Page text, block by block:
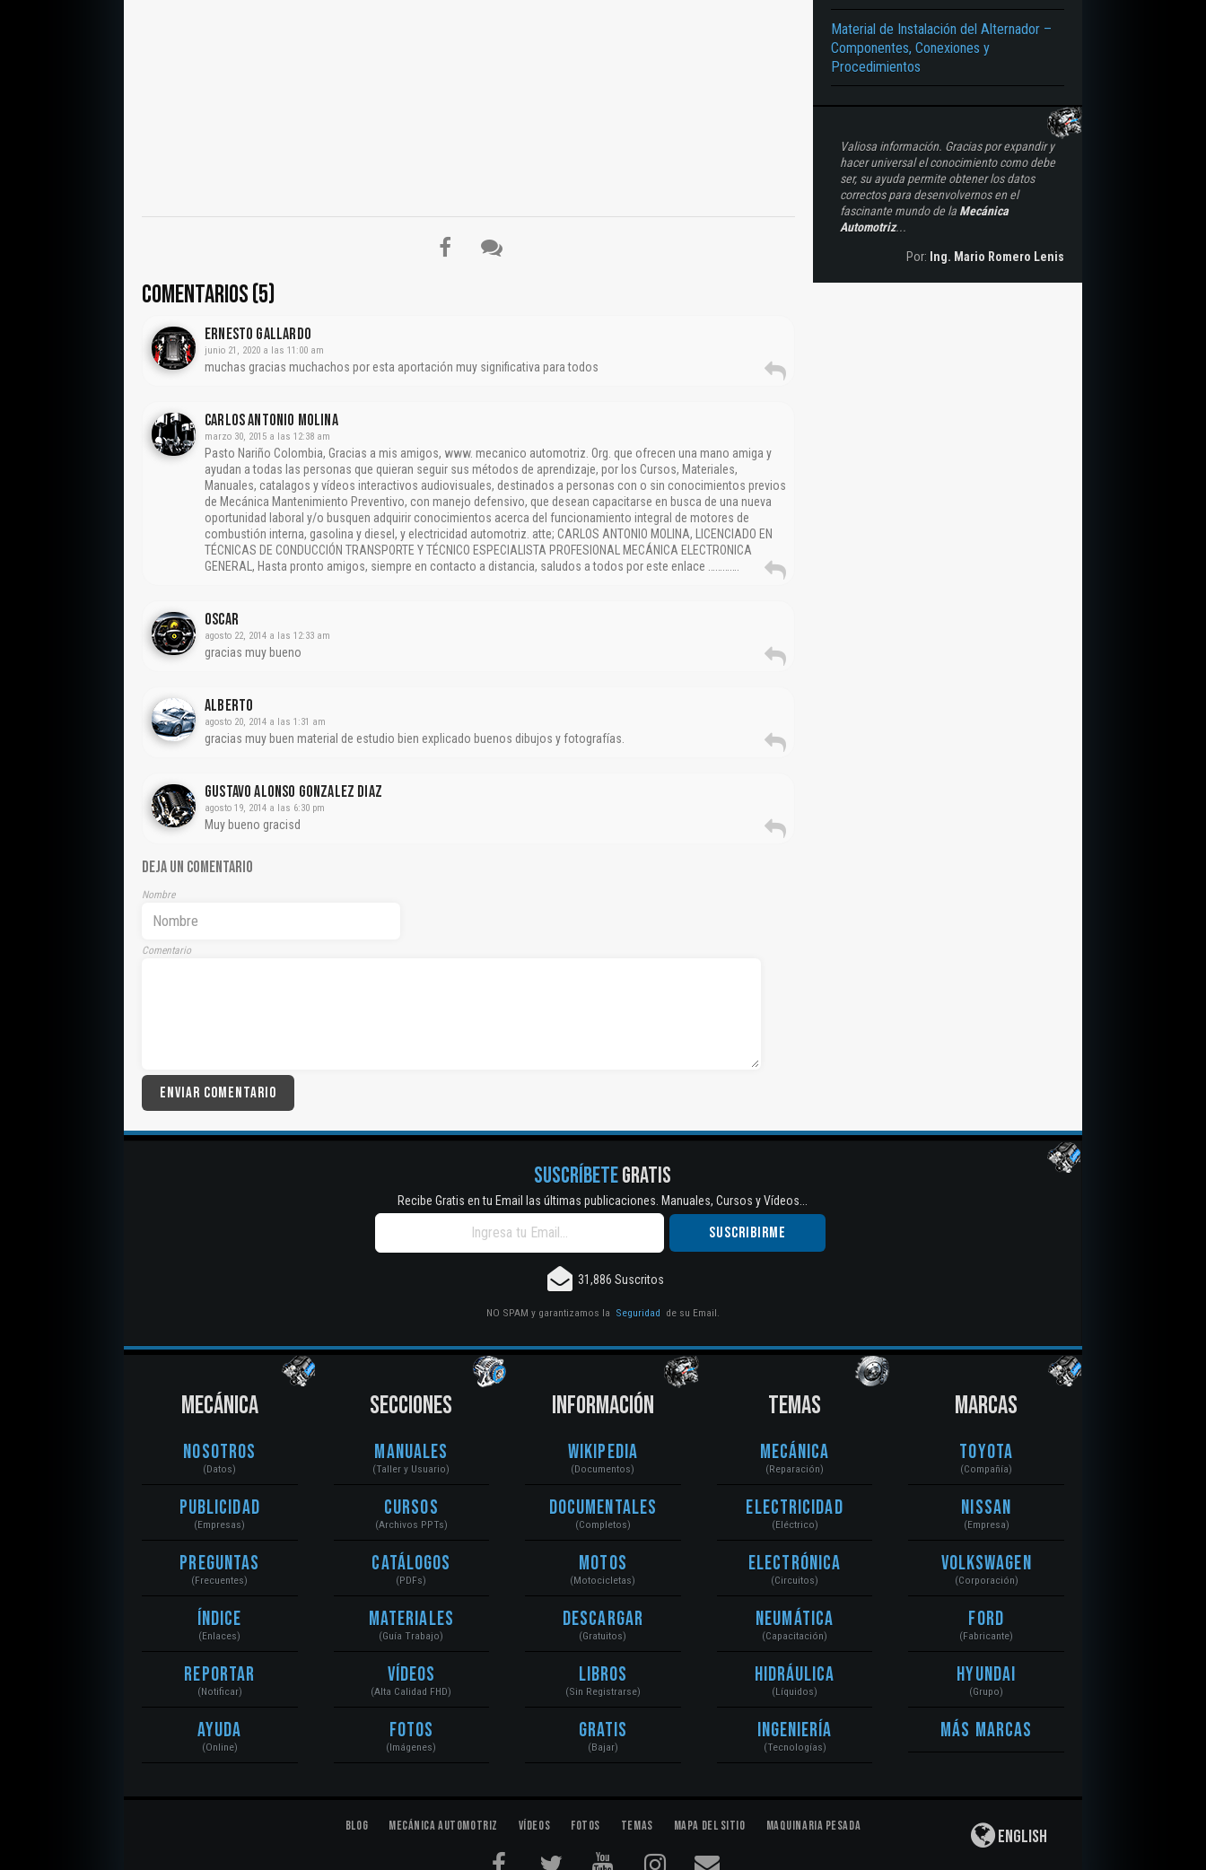
COMENTARIOS (5)
Ernesto Gallardo
junio 21, 2020 a las 11:00 am
muchas gracias muchachos por esta aportación muy significativa para todos
CARLOS ANTONIO MOLINA
marzo 30, 2015 a las 12:38 am
Pasto Nariño Colombia, Gracias a mis amigos, www. mecanico automotriz. Org. que ofrecen una mano amiga y
ayudan a todas las personas que quieran seguir sus métodos de aprendizaje, por los Cursos, Materiales,
Manuales, catalagos y vídeos interactivos audiovisuales, destinados a personas con o sin conocimientos previos
de Mecánica Mantenimiento Preventivo, con manejo defensivo, que desean capacitarse en busca de una nueva
oportunidad laboral y/o busquen adquirir conocimientos acerca del funcionamiento integral de motores de
combustión interna, gasolina y diesel, y electricidad automotriz. atte; CARLOS ANTONIO MOLINA, LICENCIADO EN
TÉCNICAS DE CONDUCCIÓN TRANSPORTE Y TÉCNICO ESPECIALISTA PROFESIONAL MECÁNICA ELECTRONICA
GENERAL, Hasta pronto amigos, siempre en contacto a distancia, saludos a todos por este enlace ………….
Oscar
agosto 22, 2014 a las 12:33 am
gracias muy bueno
Alberto
agosto 20, 2014 a las 1:31 am
gracias muy buen material de estudio bien explicado buenos dibujos y fotografías.
Gustavo Alonso Gonzalez Diaz
agosto 19, 2014 a las 6:30 pm
Muy bueno gracisd
DEJA UN COMENTARIO
Nombre
Comentario
Material de Instalación del Alternador –
Componentes, Conexiones y
Procedimientos
Valiosa información. Gracias por expandir y
hacer universal el conocimiento como debe
ser, su ayuda permite obtener los datos
correctos para desenvolvernos en el
fascinante mundo de la Mecánica
Automotriz...
Por: Ing. Mario Romero Lenis
SUSCRÍBETEGRATIS
Recibe Gratis en tu Email las últimas publicaciones. Manuales, Cursos y Vídeos...
31,886 Suscritos
NO SPAM y garantizamos la Seguridad de su Email.
MECÁNICA
Nosotros
(Datos)
Publicidad
(Empresas)
Preguntas
(Frecuentes)
Índice
(Enlaces)
Reportar
(Notificar)
Ayuda
(Online)
SECCIONES
Manuales
(Taller y Usuario)
Cursos
(Archivos PPTs)
Catálogos
(PDFs)
Materiales
(Guía Trabajo)
Vídeos
(Alta Calidad FHD)
Fotos
(Imágenes)
INFORMACIÓN
Wikipedia
(Documentos)
Documentales
(Completos)
Motos
(Motocicletas)
Descargar
(Gratuitos)
Libros
(Sin Registrarse)
Gratis
(Bajar)
TEMAS
Mecánica
(Reparación)
Electricidad
(Eléctrico)
Electrónica
(Circuitos)
Neumática
(Capacitación)
Hidráulica
(Líquidos)
Ingeniería
(Tecnologías)
MARCAS
Toyota
(Compañía)
Nissan
(Empresa)
Volkswagen
(Corporación)
Ford
(Fabricante)
Hyundai
(Grupo)
Más Marcas
Blog Mecánica Automotriz Vídeos Fotos Temas Mapa del Sitio Maquinaria Pesada
English
El Título es incorrecto según el contenido.
Texto o Imagen de portada son erróneos.